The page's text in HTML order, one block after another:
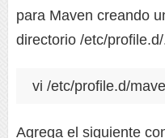
para Maven creando
directorio /etc/
vi /etc/profile.d/
Agrega el siguiente